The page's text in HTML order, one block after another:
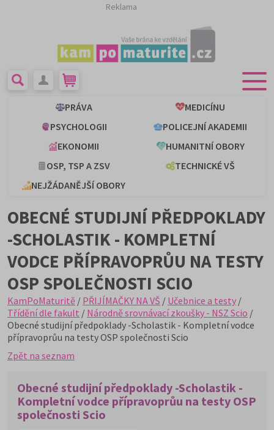
Reklama
PRÁVA
MEDICÍNU
PSYCHOLOGII
POLICEJNÍ AKADEMII
EKONOMII
HUMANITNÍ OBORY
OSP, TSP A ZSV
TECHNICKÉ VŠ
NEJŽÁDANĚJŠÍ OBORY
OBECNÉ STUDIJNÍ PŘEDPOKLADY
-SCHOLASTIK - KOMPLETNÍ
VODCE PŘÍPRAVOPRŮU NA TESTY
OSP SPOLEČNOSTI SCIO
KamPoMaturitě / PŘIJÍMAČKY NA VŠ / Učebnice a testy /
Třídění dle fakult / Národně srovnávací zkoušky - NSZ Scio /
Obecné studijní předpoklady -Scholastik - Kompletní vodce
přípravoprůu na testy OSP společnosti Scio
Zpět na seznam
Obecné studijní předpoklady -Scholastik -
Kompletní vodce přípravoprůu na testy OSP
společnosti Scio